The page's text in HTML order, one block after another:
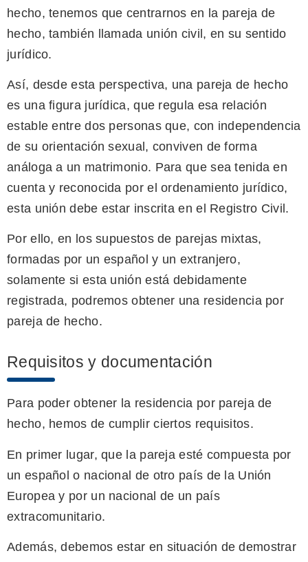
hecho, tenemos que centrarnos en la pareja de
hecho, también llamada unión civil, en su sentido
jurídico.
Así, desde esta perspectiva, una pareja de hecho
es una figura jurídica, que regula esa relación
estable entre dos personas que, con independencia
de su orientación sexual, conviven de forma
análoga a un matrimonio. Para que sea tenida en
cuenta y reconocida por el ordenamiento jurídico,
esta unión debe estar inscrita en el Registro Civil.
Por ello, en los supuestos de parejas mixtas,
formadas por un español y un extranjero,
solamente si esta unión está debidamente
registrada, podremos obtener una residencia por
pareja de hecho.
Requisitos y documentación
Para poder obtener la residencia por pareja de
hecho, hemos de cumplir ciertos requisitos.
En primer lugar, que la pareja esté compuesta por
un español o nacional de otro país de la Unión
Europea y por un nacional de un país
extracomunitario.
Además, debemos estar en situación de demostrar